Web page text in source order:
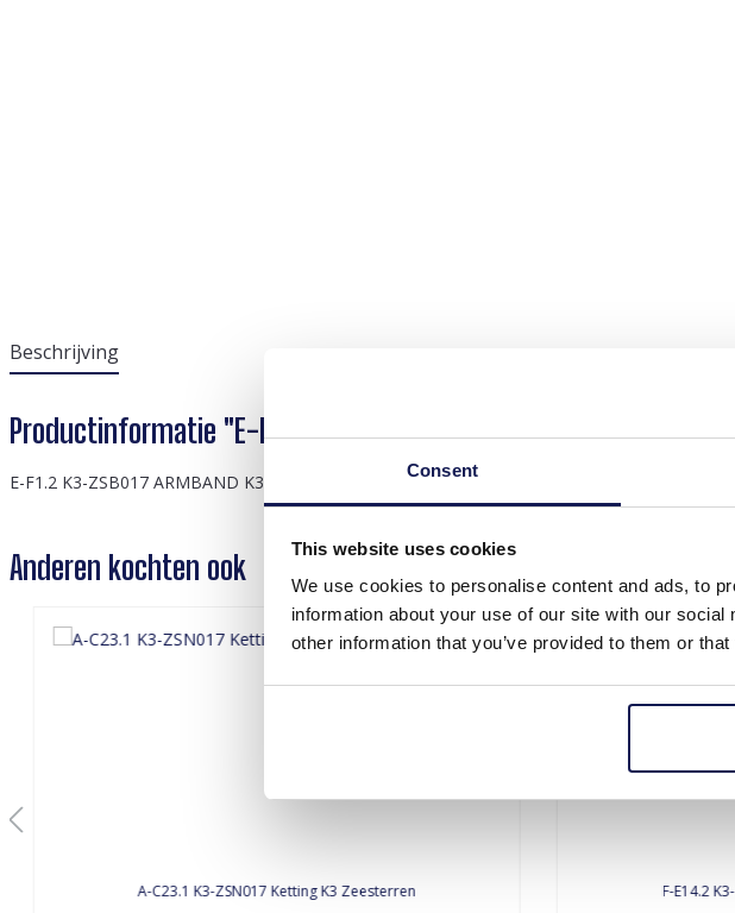
Consent
This website uses cookies
We use cookies to personalise content and ads, to
information about your use of our site with our
other information that you’ve provided to them or
Beschrijving
Productinformatie "E-F1.2 K3-ZSB017 Armband K3 Zeesterren"
E-F1.2 K3-ZSB017 ARMBAND K3 ZEESTERREN
Anderen kochten ook
A-C23.1 K3-ZSN017 Ketting K3 Zeesterren F-E14.2